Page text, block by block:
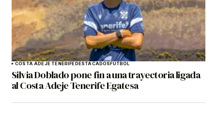
COSTA ADEJE TENERIFEDESTACADOSFÚTBOL
Silvia Doblado pone fin a una trayectoria ligada
al Costa Adeje Tenerife Egatesa